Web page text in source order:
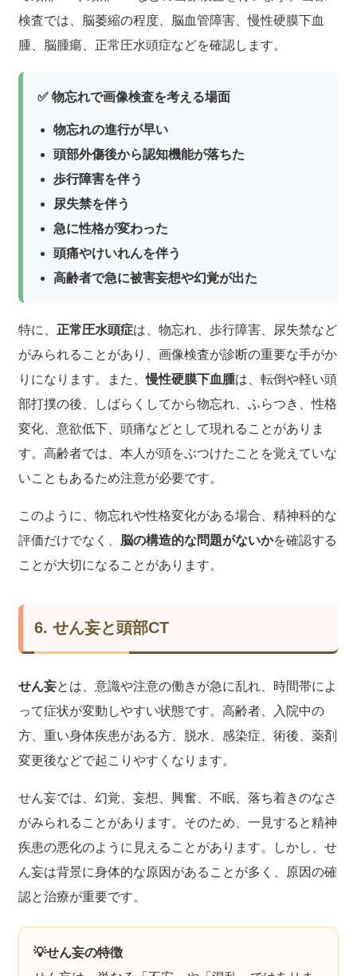
検査では、脳萎縮の程度、脳血管障害、慢性硬膜下血
腫、脳腫瘍、正常圧水頭症などを確認します。
✅ 物忘れで画像検査を考える場面
物忘れの進行が早い
頭部外傷後から認知機能が落ちた
歩行障害を伴う
尿失禁を伴う
急に性格が変わった
頭痛やけいれんを伴う
高齢者で急に被害妄想や幻覚が出た
特に、 正常圧水頭症は、物忘れ、歩行障害、尿失禁など
がみられることがあり、画像検査が診断の重要な手がか
りになります。また、慢性硬膜下血腫は、転倒や軽い頭
部打撲の後、しばらくしてから物忘れ、ふらつき、性格
変化、意欲低下、頭痛などとして現れることがありま
す。高齢者では、本人が頭をぶつけたことを覚えていな
いこともあるため注意が必要です。
このように、物忘れや性格変化がある場合、精神科的な
評価だけでなく、 脳の構造的な問題がないかを確認する
ことが大切になることがあります。
6. せん妄と頭部CT
せん妄とは、意識や注意の働きが急に乱れ、時間帯によ
って症状が変動しやすい状態です。高齢者、入院中の
方、重い身体疾患がある方、脱水、感染症、術後、薬剤
変更後などで起こりやすくなります。
せん妄では、幻覚、妄想、興奮、不眠、落ち着きのなさ
がみられることがあります。そのため、一見すると精神
疾患の悪化のように見えることがあります。しかし、せ
ん妄は背景に身体的な原因があることが多く、原因の確
認と治療が重要です。
💡せん妄の特徴